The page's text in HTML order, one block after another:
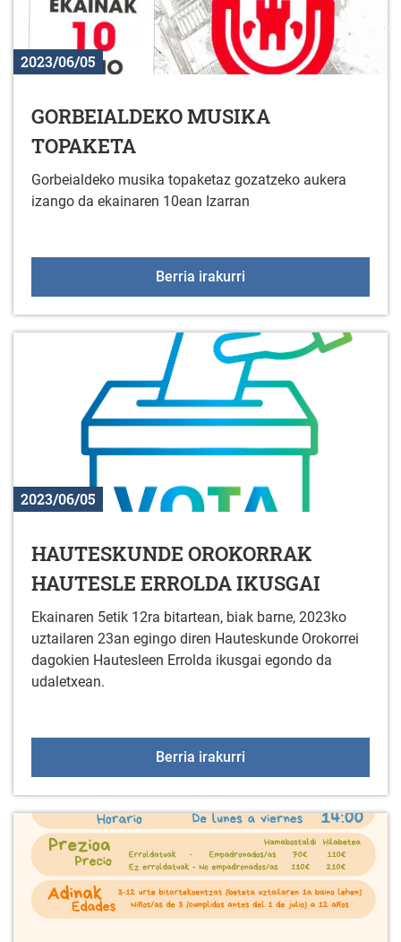
2023/06/05
GORBEIALDEKO MUSIKA
TOPAKETA
Gorbeialdeko musika topaketaz gozatzeko aukera
izango da ekainaren 10ean Izarran
Berria irakurri
2023/06/05
HAUTESKUNDE OROKORRAK
HAUTESLE ERROLDA IKUSGAI
Ekainaren 5etik 12ra bitartean, biak barne, 2023ko
uztailaren 23an egingo diren Hauteskunde Orokorrei
dagokien Hautesleen Errolda ikusgai egondo da
udaletxean.
Berria irakurri